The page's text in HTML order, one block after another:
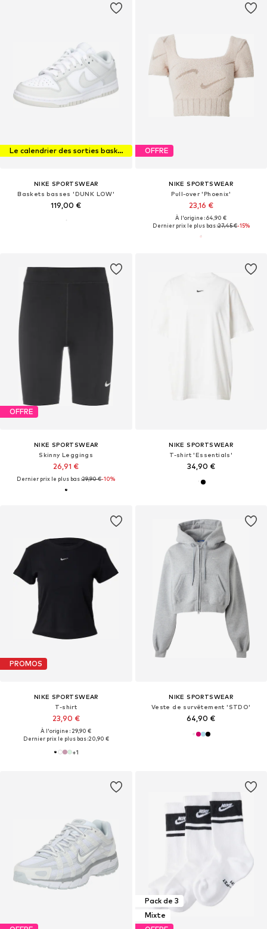
Le calendrier des sorties baskets
NIKE SPORTSWEAR
Baskets basses 'DUNK LOW'
119,00 €
OFFRE
NIKE SPORTSWEAR
Pull-over 'Phoenix'
23,16 €
À l'origine : 64,90 €
Dernier prix le plus bas :27,45 €-15%
OFFRE
NIKE SPORTSWEAR
Skinny Leggings
26,91 €
Dernier prix le plus bas :29,90 €-10%
NIKE SPORTSWEAR
T-shirt 'Essentials'
34,90 €
PROMOS
NIKE SPORTSWEAR
T-shirt
23,90 €
À l'origine : 29,90 €
Dernier prix le plus bas :20,90 €
+1
NIKE SPORTSWEAR
Veste de survêtement 'STDO'
64,90 €
Pack de 3
Mixte